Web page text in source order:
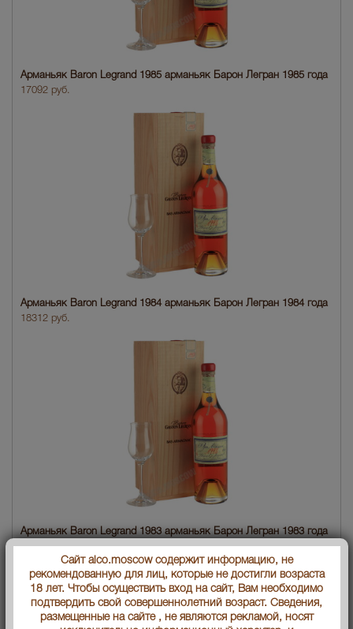
Арманьяк Baron Legrand 1985 арманьяк Барон Легран 1985 года
17092 руб.
Арманьяк Baron Legrand 1984 арманьяк Барон Легран 1984 года
18312 руб.
Арманьяк Baron Legrand 1983 арманьяк Барон Легран 1983 года
18788 руб.
Сайт alco.moscow содержит информацию, не
рекомендованную для лиц, которые не достигли возраста
18 лет. Чтобы осуществить вход на сайт, Вам необходимо
подтвердить свой совершеннолетний возраст. Сведения,
размещенные на сайте , не являются рекламой, носят